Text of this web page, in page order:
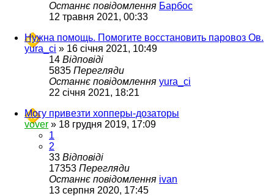
Останнє повідомлення Барбос
12 травня 2021, 00:33
Нужна помощь. Помогите восстановить паровоз Ов.
yura_ci » 16 січня 2021, 10:49
14 Відповіді
5835 Перегляди
Останнє повідомлення yura_ci
22 січня 2021, 18:21
Могу привезти хопперы-дозаторы
vover » 18 грудня 2019, 17:09
1
2
33 Відповіді
17353 Перегляди
Останнє повідомлення ivan
13 серпня 2020, 17:45